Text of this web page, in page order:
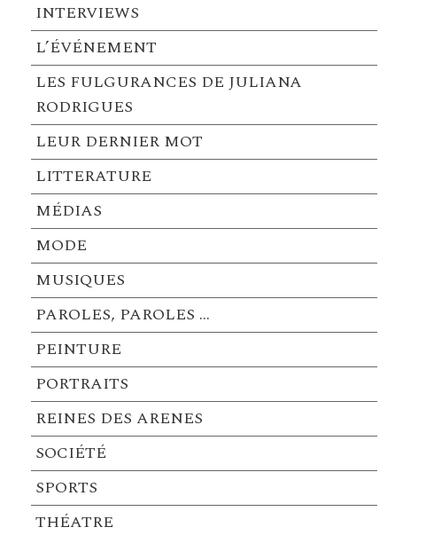
INTERVIEWS
L’ÉVÉNEMENT
LES FULGURANCES DE JULIANA
RODRIGUES
LEUR DERNIER MOT
LITTERATURE
MÉDIAS
MODE
MUSIQUES
PAROLES, PAROLES …
PEINTURE
PORTRAITS
REINES DES ARENES
SOCIÉTÉ
SPORTS
THÉATRE